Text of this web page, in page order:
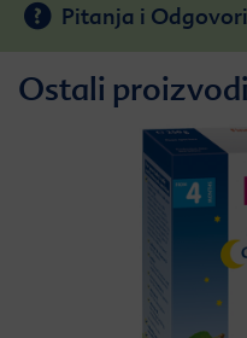
Pitanja i Odgovori
Ostali